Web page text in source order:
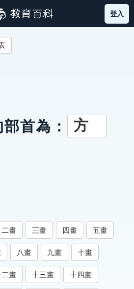
登入
首為： 方
二畫 三畫 四畫 五畫
八畫 九畫 十畫
二畫 十三畫 十四畫